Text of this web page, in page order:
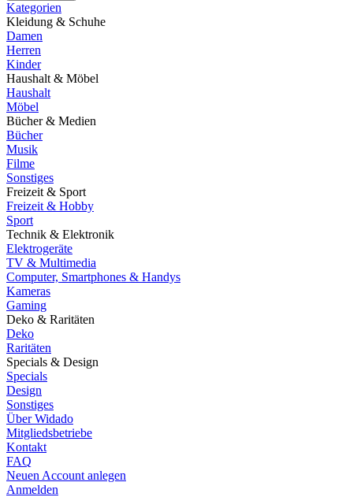
Kategorien
Kleidung & Schuhe
Damen
Herren
Kinder
Haushalt & Möbel
Haushalt
Möbel
Bücher & Medien
Bücher
Musik
Filme
Sonstiges
Freizeit & Sport
Freizeit & Hobby
Sport
Technik & Elektronik
Elektrogeräte
TV & Multimedia
Computer, Smartphones & Handys
Kameras
Gaming
Deko & Raritäten
Deko
Raritäten
Specials & Design
Specials
Design
Sonstiges
Über Widado
Mitgliedsbetriebe
Kontakt
FAQ
Neuen Account anlegen
Anmelden